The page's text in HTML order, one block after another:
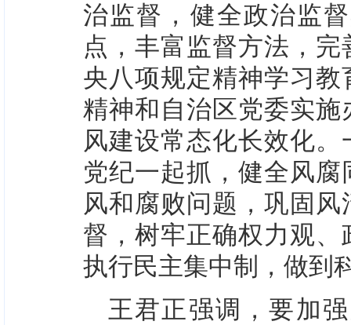
治监督，健全政治监
点，丰富监督方法，
央八项规定精神学习
精神和自治区党委实
风建设常态化长效化
党纪一起抓，健全风
风和腐败问题，巩固
督，树牢正确权力观
执行民主集中制，做到
王君正强调，要加